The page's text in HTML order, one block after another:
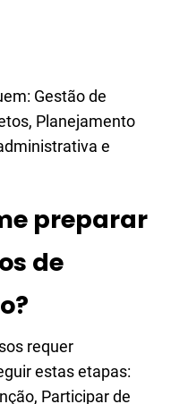
Gestão de
Planejamento
e
preparar
de
requer
estas etapas:
Participar de